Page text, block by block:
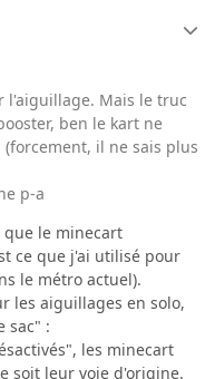
l'aiguillage. Mais le truc
ben le kart ne
il ne sais plus
p-a
le minecart
ce que j'ai utilisé pour
le métro actuel).
les aiguillages en solo,
sac" :
les minecart
soit leur voie d'origine.